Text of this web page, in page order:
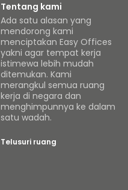
Tentang kami
Ada satu alasan yang
mendorong kami
menciptakan Easy Offices
yakni agar tempat kerja
istimewa lebih mudah
ditemukan. Kami
merangkul semua ruang
kerja di negara dan
menghimpunnya ke dalam
satu wadah.
Telusuri ruang